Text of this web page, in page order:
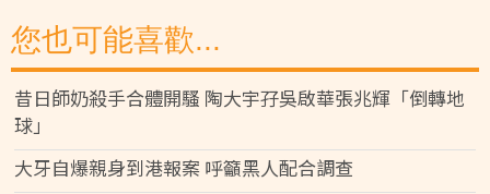
您也可能喜歡...
昔日師奶殺手合體開騷 陶大宇孖吳啟華張兆輝「倒轉地
球」
大牙自爆親身到港報案 呼籲黑人配合調查